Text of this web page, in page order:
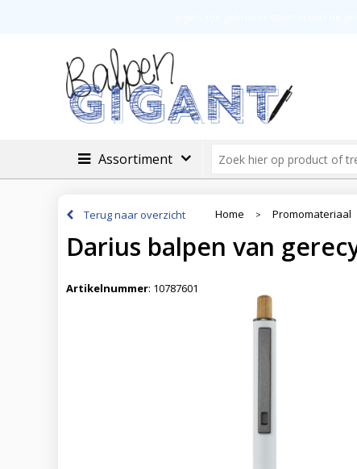
Assortiment
Terug naar overzicht Home > Promomateriaal
Darius balpen van
Artikelnummer: 10787601